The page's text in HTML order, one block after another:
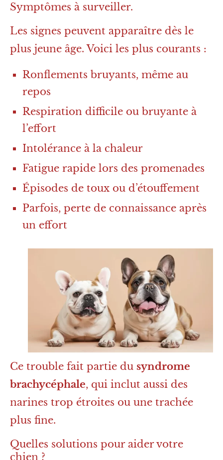
Symptômes à surveiller.
Les signes peuvent apparaître dès le
plus jeune âge. Voici les plus courants :
Ronflements bruyants, même au
repos
Respiration difficile ou bruyante à
l’effort
Intolérance à la chaleur
Fatigue rapide lors des promenades
Épisodes de toux ou d’étouffement
Parfois, perte de connaissance après
un effort
Ce trouble fait partie du syndrome
brachycéphale, qui inclut aussi des
narines trop étroites ou une trachée
plus fine.
Quelles solutions pour aider votre
chien ?